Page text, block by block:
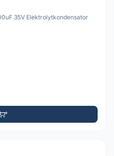
35V Elektrolytkondensator